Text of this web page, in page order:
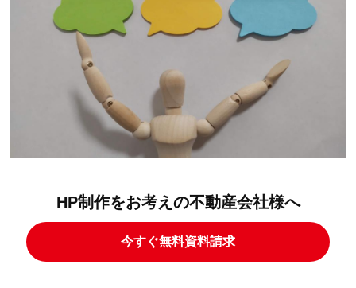
HP制作をお考えの不動産会社様へ
今すぐ無料資料請求